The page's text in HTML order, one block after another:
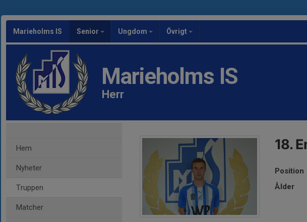
Marieholms IS Senior Ungdom Övrigt
Marieholms IS
Herr
Hem
Nyheter
Truppen
Matcher
18.
Position
Ålder